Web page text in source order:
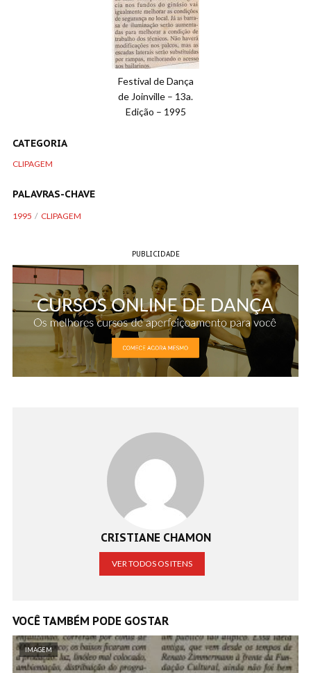
Festival de Dança
de Joinville – 13a.
Edição – 1995
CATEGORIA
CLIPAGEM
PALAVRAS-CHAVE
1995 CLIPAGEM
PUBLICIDADE
CRISTIANE CHAMON
VER TODOS OS ITENS
VOCÊ TAMBÉM PODE GOSTAR
IMAGEM